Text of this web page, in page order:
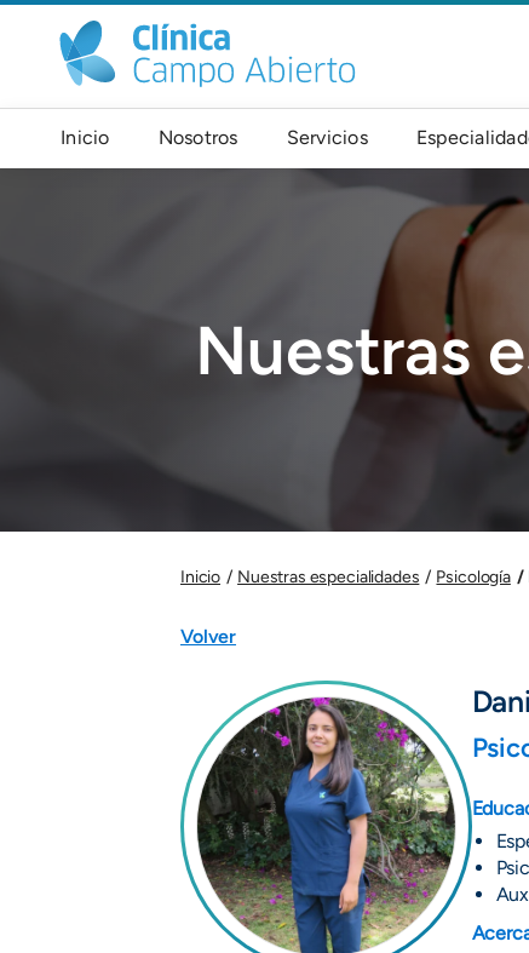
Pasar al contenido principal
Navegación principal
Inicio Nosotros Servicios
Nuestras
Inicio Nuestras especialidades Psicología
Volver